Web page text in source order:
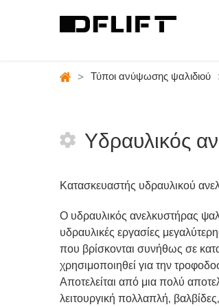
> Τύποι ανύψωσης ψαλιδιού
Υδραυλικός
Κατασκευαστής υδραυλικού
Ο υδραυλικός ανελκυστήρας
υδραυλικές εργασίες
που βρίσκονται συνήθως σε
χρησιμοποιηθεί για την
Αποτελείται από μια πολύ
λειτουργική πολλαπλή,